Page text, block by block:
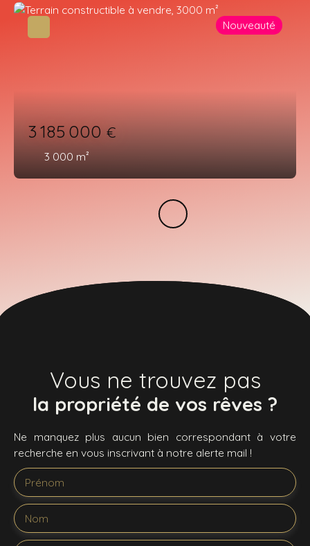
3 185 000€
3 000 m²
Nouveauté
Vous ne trouvez pas
la propriété de vos rêves ?
Ne manquez plus aucun bien correspondant à votre
recherche en vous inscrivant à notre alerte mail !
Prénom
Nom